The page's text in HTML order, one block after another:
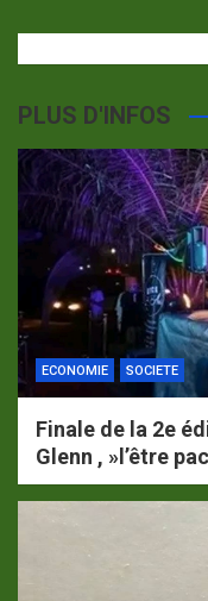
PLUS D'INFOS
ECONOMIE SOCIETE
Finale de la 2e
Glenn , »l’être